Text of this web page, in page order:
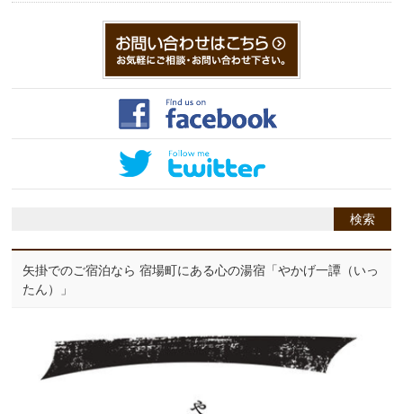
矢掛でのご宿泊なら 宿場町にある心の湯宿「やかげ一譚（いっ
たん）」